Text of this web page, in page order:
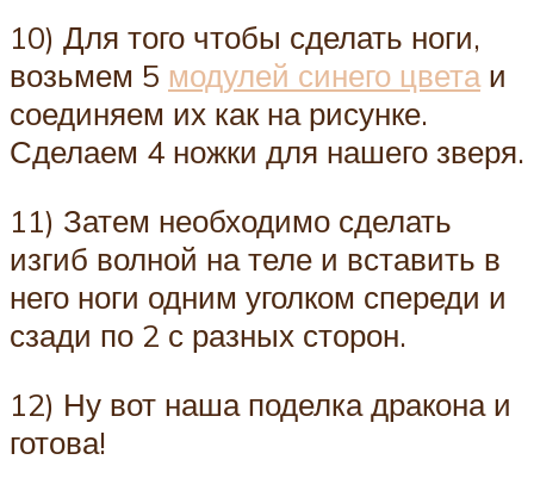
10) Для того чтобы сделать ноги,
возьмем 5 модулей синего цветаи
соединяем их как на рисунке.
Сделаем 4 ножки для нашего зверя.
11) Затем необходимо сделать
изгиб волной на теле и вставить в
него ноги одним уголком спереди и
сзади по 2 с разных сторон.
12) Ну вот наша поделка дракона и
готова!